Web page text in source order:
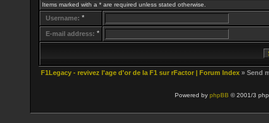
Items marked with a * are required unless stated otherwise.
Username: *
E-mail address: *
F1Legacy - revivez l'age d'or de la F1 sur rFactor | Forum Index » Send
Powered by phpBB © 2001/3